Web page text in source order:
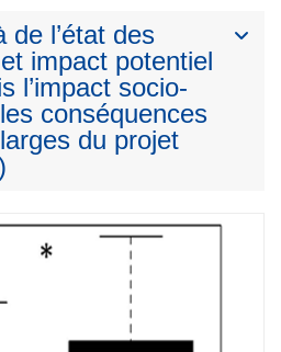
de l’état des
impact potentiel
l’impact socio-
conséquences
du projet